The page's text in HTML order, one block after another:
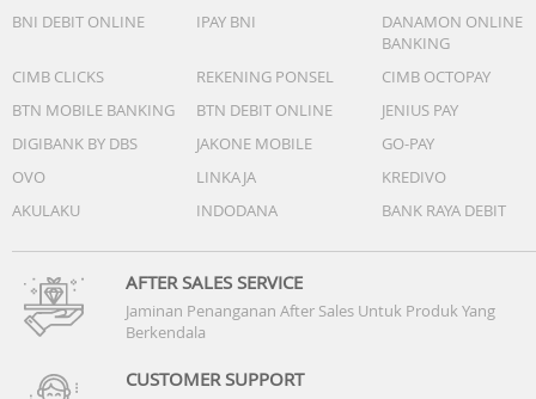
BNI DEBIT ONLINE
IPAY BNI
DANAMON ONLINE
BANKING
CIMB CLICKS
REKENING PONSEL
CIMB OCTOPAY
BTN MOBILE BANKING
BTN DEBIT ONLINE
JENIUS PAY
DIGIBANK BY DBS
JAKONE MOBILE
GO-PAY
OVO
LINKAJA
KREDIVO
AKULAKU
INDODANA BANK RAYA DEBIT
AFTER SALES SERVICE
Jaminan Penanganan After Sales Untuk Produk Yang
Berkendala
CUSTOMER SUPPORT